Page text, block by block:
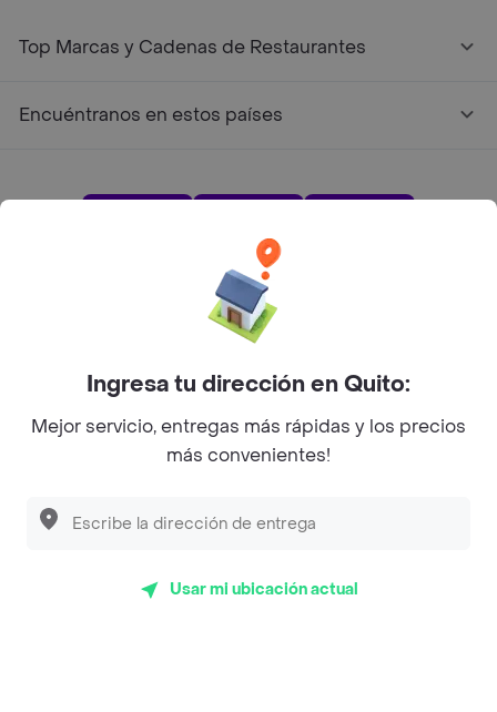
Top Marcas y Cadenas de Restaurantes
Encuéntranos en estos países
Google play
Categorías
Ingresa tu dirección en Quito:
Mejor servicio, entregas más rápidas y los precios
más convenientes!
Usar mi ubicación actual